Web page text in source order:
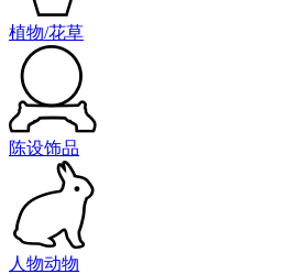
植物/花草
陈设饰品
人物动物